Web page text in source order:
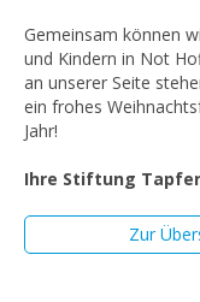
Gemeinsam können
und Kindern in Not
an unserer Seite
ein frohes
Jahr!
Ihre Stiftung
Zur